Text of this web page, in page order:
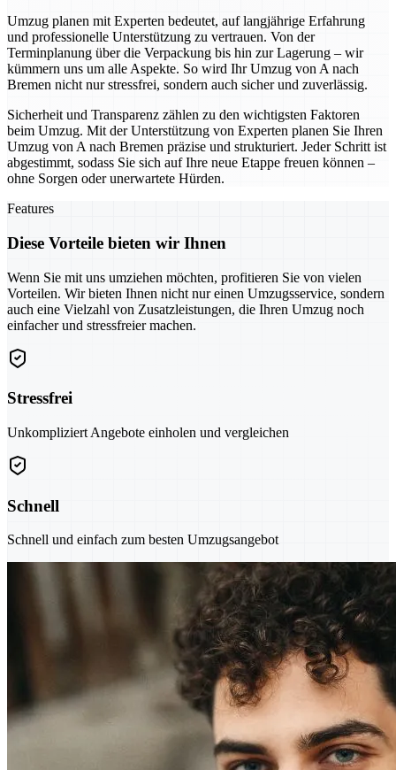
Umzug planen mit Experten bedeutet, auf langjährige Erfahrung
und professionelle Unterstützung zu vertrauen. Von der
Terminplanung über die Verpackung bis hin zur Lagerung – wir
kümmern uns um alle Aspekte. So wird Ihr Umzug von A nach
Bremen nicht nur stressfrei, sondern auch sicher und zuverlässig.
Sicherheit und Transparenz zählen zu den wichtigsten Faktoren
beim Umzug. Mit der Unterstützung von Experten planen Sie Ihren
Umzug von A nach Bremen präzise und strukturiert. Jeder Schritt ist
abgestimmt, sodass Sie sich auf Ihre neue Etappe freuen können –
ohne Sorgen oder unerwartete Hürden.
Features
Diese Vorteile bieten wir Ihnen
Wenn Sie mit uns umziehen möchten, profitieren Sie von vielen
Vorteilen. Wir bieten Ihnen nicht nur einen Umzugsservice, sondern
auch eine Vielzahl von Zusatzleistungen, die Ihren Umzug noch
einfacher und stressfreier machen.
Stressfrei
Unkompliziert Angebote einholen und vergleichen
Schnell
Schnell und einfach zum besten Umzugsangebot